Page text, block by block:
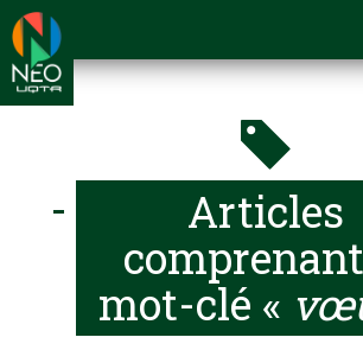
Articles
mot-clé «